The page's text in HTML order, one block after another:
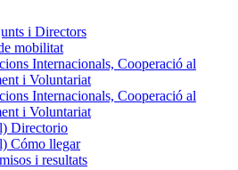
i Directors
mobilitat
Internacionals, Cooperació al
i Voluntariat
Internacionals, Cooperació al
i Voluntariat
Directorio
Cómo llegar
i resultats